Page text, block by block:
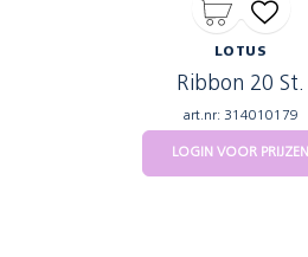
LOTUS
Ribbon 20 St.
art.nr: 314010179
LOGIN VOOR PRIJZEN